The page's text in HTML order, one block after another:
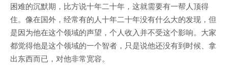
困难的沉默期，比方说十年二十年，这就需要有一帮人顶得
住。像在国外，经常有的人十年二十年没有什么大的发现，但
是因为他在这个领域的声望，个人收入并不受这个影响。大家
都觉得他是这个领域的一个智者，只是说他还没有到时候、拿
出东西而已，对他非常宽容。